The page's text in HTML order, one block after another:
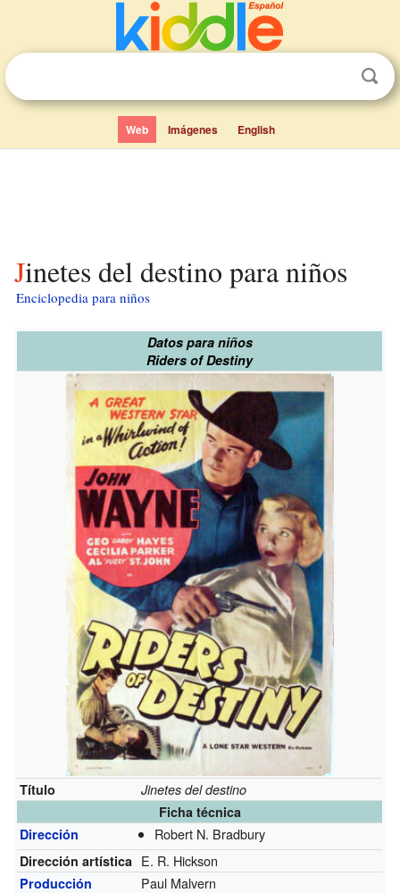
Web Imágenes English
Jinetes del destino para niños
Enciclopedia para niños
Datos para niños
Riders of Destiny
Título
Jinetes del destino
Ficha técnica
Dirección
Robert N. Bradbury
Dirección artística E. R. Hickson
Producción Paul Malvern